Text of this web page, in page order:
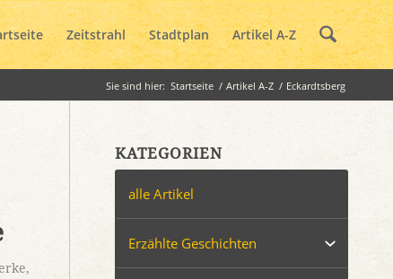
Zeitstrahl Stadtplan Artikel A-Z
Sie sind hier: Startseite / Artikel A-Z / Eckardtsberg
,
KATEGORIEN
alle Artikel
Erzählte Geschichten